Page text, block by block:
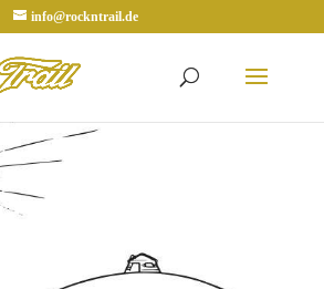
info@rockntrail.de